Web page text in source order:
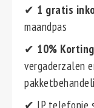
✔ 1 gratis
maandpas
✔ 10% Korting
vergaderzalen
✔ IP telefonie